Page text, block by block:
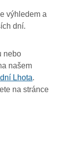
výhledem a
dní.
nebo
našem
Lhota.
na stránce